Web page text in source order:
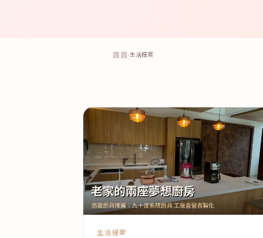
首頁›生活提案
生活提案